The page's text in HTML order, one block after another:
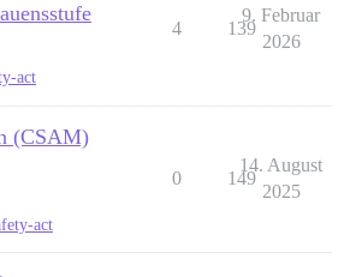
act
4 139
9. Februar
2026
(CSAM)
act
0 149
14. August
2025